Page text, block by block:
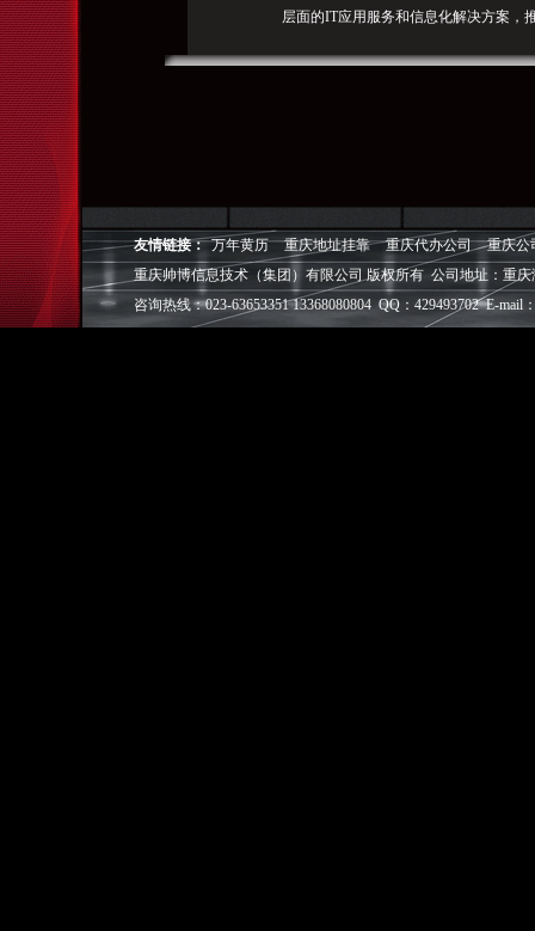
层面的IT应用服务和信息化解决方案，
◎帅博——专业的团队
◎帅博 ——让网站突显
友情链接： 万年黄历 重庆地址挂靠 重庆代办公司
重庆公
重庆帅博信息技术（集团）有限公司 版权所有 公司地址：重
咨询热线：023-63653351 13368080804 QQ：429493702 E-mail